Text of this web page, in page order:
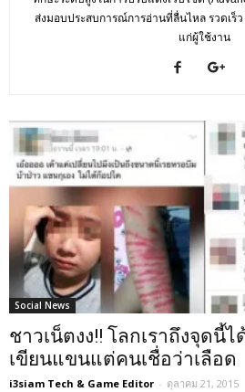
ส่งมอบประสบการณ์การอ่านที่ลื่นไหล รวดเร็
แก่ผู้ใช้งาน
Social News
ชาวเน็ตงง!! โลกเราถึงจุดนี้
เขียนแขนแต่คนเชื่อว่าเลือด
i3siam Tech & Game Editor - ตุลาคม 21, 2015